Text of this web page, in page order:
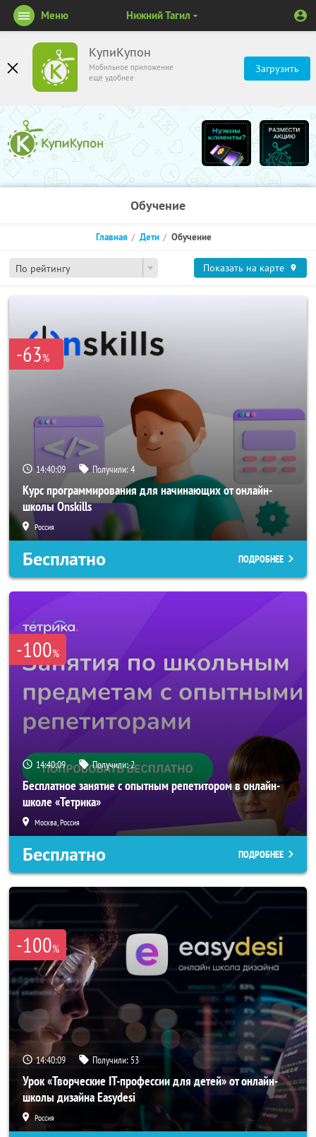
КупиКупон
Мобильное приложение
ещё удобнее
Загрузить
Меню Нижний Тагил
Обучение
По рейтингу
Главная Дети Обучение
Показать на карте
-63%
14:40:08 Получили:4
Курс программирования для начинающих от онлайн-
школы Onskills
Россия
Бесплатно ПОДРОБНЕЕ
-100%
14:40:08 Получили:2
Бесплатное занятие с опытным репетитором в онлайн-
школе «Тетрика»
Москва, Россия
Бесплатно ПОДРОБНЕЕ
-100%
14:40:08 Получили: 53
Урок «Творческие IT-профессии для детей» от онлайн-
школы дизайна Easydesi
Россия